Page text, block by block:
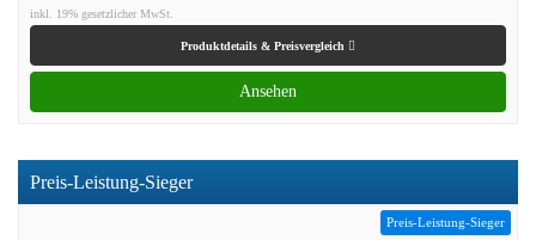
inkl. 19% gesetzlicher MwSt.
Produktdetails & Preisvergleich
Ansehen
Preis-Leistung-Sieger
Preis-Leistung-Sieger